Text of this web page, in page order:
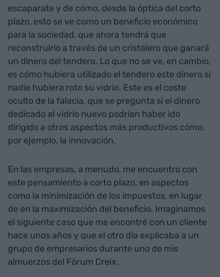
escaparate y de cómo, desde la óptica del corto
plazo, esto se ve como un beneficio económico
para la sociedad, que ahora tendrá que
reconstruirlo a través de un cristalero que ganará
un dinero del tendero. Lo que no se ve, en cambio,
es cómo hubiera utilizado el tendero este dinero si
nadie hubiera roto su vidrio. Este es el coste
oculto de la falacia, que se pregunta si el dinero
dedicado al vidrio nuevo podrían haber ido
dirigido a otros aspectos más productivos cómo,
por ejemplo, la innovación.
En las empresas, a menudo, me encuentro con
este pensamiento a corto plazo, en aspectos
como la minimización de los impuestos, en lugar
de en la maximización del beneficio. Imaginamos
el siguiente caso que me encontré con un cliente
hace unos años y que el otro día explicaba a un
grupo de empresarios durante uno de mis
almuerzos del Fòrum Creix.